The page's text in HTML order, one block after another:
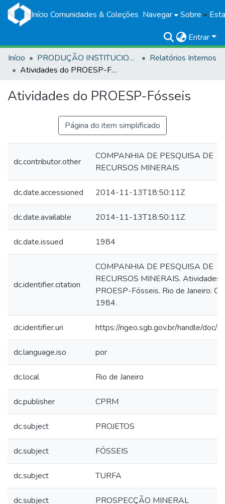
Início Comunidades & Coleções Navegar Sobre
Entrar
Início
PRODUÇÃO INSTITUCIONAL
Relatórios Internos
Atividades do PROESP-Fósseis
Atividades do PROESP-Fósseis
Página do item simplificado
dc.contributor.other
COMPANHIA DE PESQUISA DE
RECURSOS MINERAIS
dc.date.accessioned 2014-11-13T18:50:11Z
dc.date.available 2014-11-13T18:50:11Z
dc.date.issued 1984
dc.identifier.citation
COMPANHIA DE PESQUISA DE
RECURSOS MINERAIS. Atividades
PROESP-Fósseis. Rio de Janeiro:
1984.
dc.identifier.uri https://rigeo.sgb.gov.br/handle/doc/
dc.language.iso por
dc.local Rio de Janeiro
dc.publisher CPRM
dc.subject PROJETOS
dc.subject FÓSSEIS
dc.subject TURFA
dc.subject PROSPECÇÃO MINERAL